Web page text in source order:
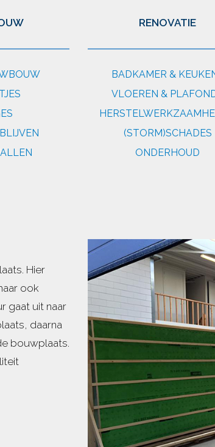
RENOVATIE
BADKAMER &
VLOEREN &
(STORM)SCHADES
ONDERHOUD
Hier
ook
gaat uit naar
daarna
bouwplaats.